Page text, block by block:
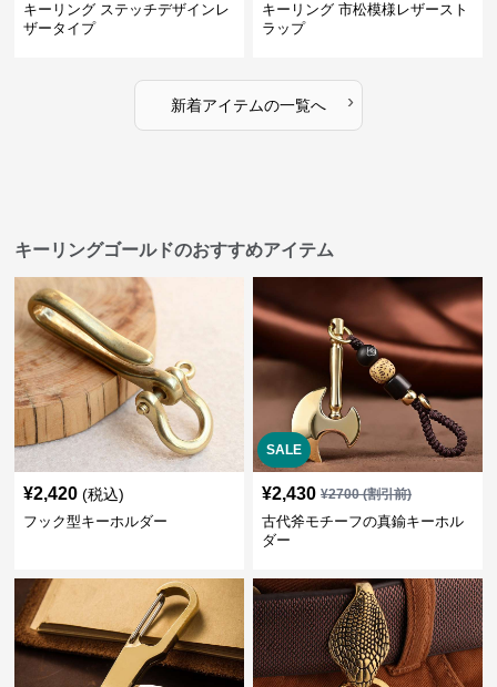
キーリング ステッチデザインレ
ザータイプ
キーリング 市松模様レザースト
ラップ
新着アイテムの一覧へ ›
キーリングゴールドのおすすめアイテム
¥2,420 (税込)
フック型キーホルダー
SALE
¥2,430 ¥2700(割引前)
古代斧モチーフの真鍮キーホル
ダー